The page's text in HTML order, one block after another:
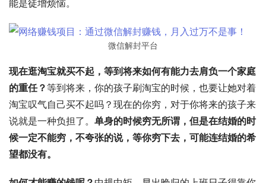
能是徒增烦恼。
微信解封平台
现在逛淘宝就买不起，等到将来如何有能力去肩负一个家庭
的重任？等到将来，你的孩子刷淘宝的时候，也要让她对着
淘宝叹气自己买不起吗？现在的你穷，对于你将来的孩子来
说就是一种负担了。 单身的时候穷无所谓，但是在结婚的时
候一定不能穷，不夸张的说，等你穷下去，可能连结婚的希
望都没有。